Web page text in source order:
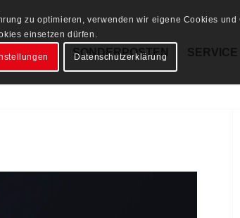
SONDERPOSTEN SERVICE
zu optimieren, verwenden wir eigene Cookies
einsetzen dürfen.
Datenschutzerklärung